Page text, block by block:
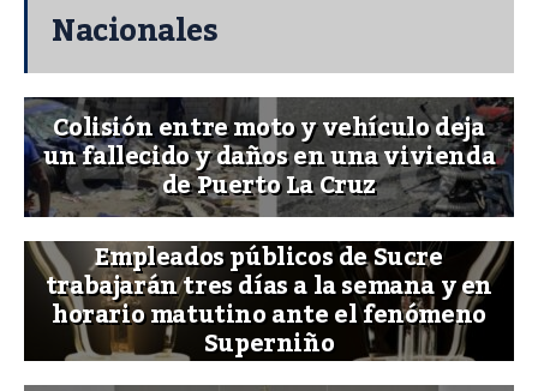
Nacionales
Colisión entre moto y vehículo deja
un fallecido y daños en una vivienda
de Puerto La Cruz
Empleados públicos de Sucre
trabajarán tres días a la semana y en
horario matutino ante el fenómeno
Superniño